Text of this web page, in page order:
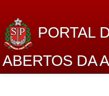
PORTAL
ABERTOS DA